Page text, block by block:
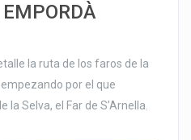
la ruta de los faros de la
por el que
la Selva, el Far de S’Arnella.